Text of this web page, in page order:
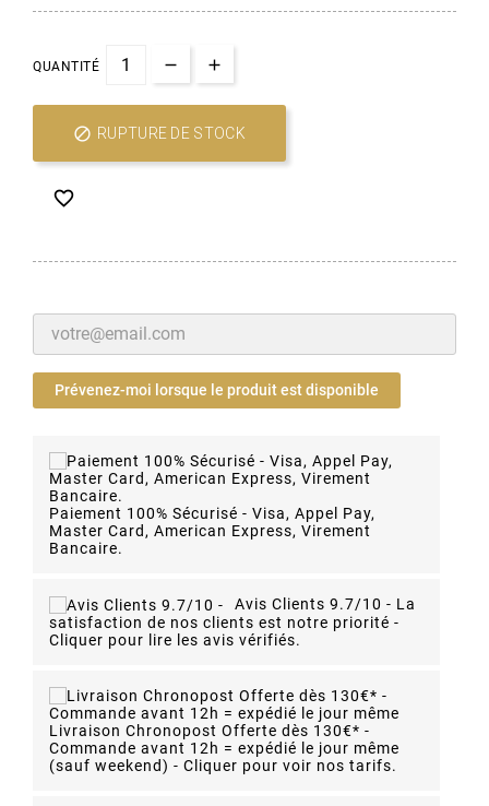
QUANTITÉ
 RUPTURE DE STOCK

Prévenez-moi lorsque le produit est disponible
Paiement 100% Sécurisé - Visa, Appel Pay,
Master Card, American Express, Virement
Bancaire.
Avis Clients 9.7/10 - La
satisfaction de nos clients est notre priorité -
Cliquer pour lire les avis vérifiés.
Livraison Chronopost Offerte dès 130€* -
Commande avant 12h = expédié le jour même
(sauf weekend) - Cliquer pour voir nos tarifs.